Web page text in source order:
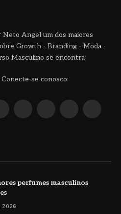
Angel um dos maiores
Growth - Branding - Moda -
Masculino se encontra
Conecte-se conosco:
YouTube LinkedIn WhatsAppReddit TikTok
perfumes masculinos
2026